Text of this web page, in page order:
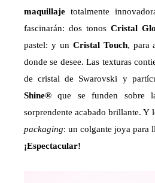
maquillaje totalmente
fascinarán: dos tonos Cristal
pastel: y un Cristal Touch, para
donde se desee. Las texturas
de cristal de Swarovski y
Shine® que se funden sobre
sorprendente acabado brillante. Y
packaging: un colgante joya para
¡Espectacular!